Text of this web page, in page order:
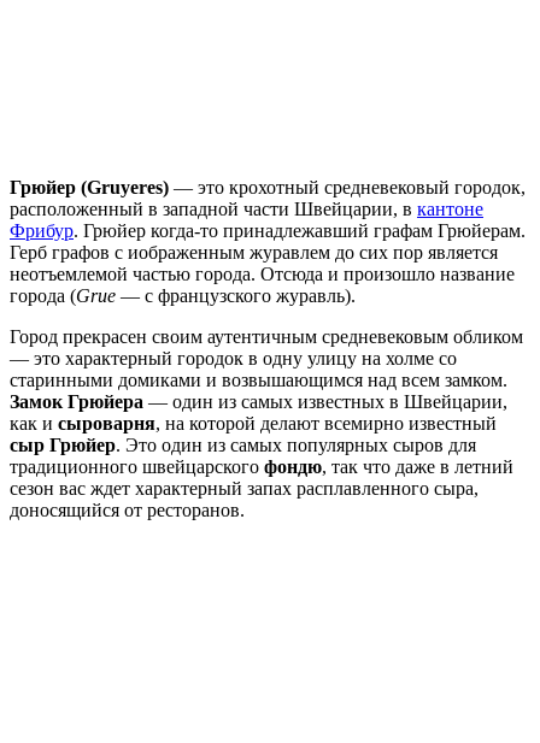
Грюйер (Gruyeres) — это крохотный средневековый городок,
расположенный в западной части Швейцарии, в кантоне
Фрибур. Грюйер когда-то принадлежавший графам Грюйерам.
Герб графов с иображенным журавлем до сих пор является
неотъемлемой частью города. Отсюда и произошло название
города (Grue — с французского журавль).
Город прекрасен своим аутентичным средневековым обликом
— это характерный городок в одну улицу на холме со
старинными домиками и возвышающимся над всем замком.
Замок Грюйера — один из самых известных в Швейцарии,
как и сыроварня, на которой делают всемирно известный
сыр Грюйер. Это один из самых популярных сыров для
традиционного швейцарского фондю, так что даже в летний
сезон вас ждет характерный запах расплавленного сыра,
доносящийся от ресторанов.